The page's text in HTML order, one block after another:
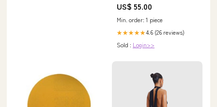
US$ 55.00
Min. order: 1 piece
★★★★★4.6 (26 reviews)
Sold : Login>>